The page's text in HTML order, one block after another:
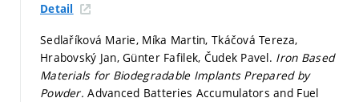
Detail
Sedlaříková Marie, Míka Martin, Tkáčová Tereza,
Hrabovský Jan, Günter Fafilek, Čudek Pavel. Iron Based
Materials for Biodegradable Implants Prepared by
Powder.Advanced Batteries Accumulators and Fuel